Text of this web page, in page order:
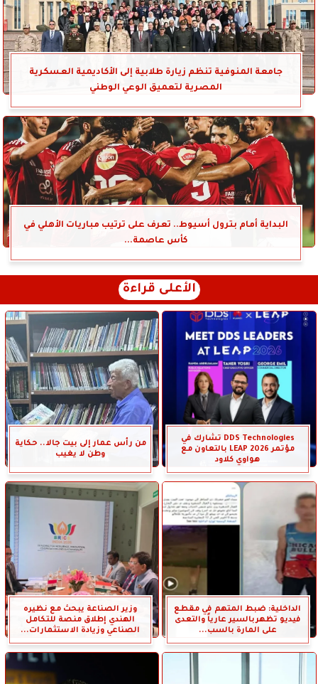
جامعة المنوفية تنظم زيارة طلابية إلى الأكاديمية العسكرية
المصرية لتعميق الوعي الوطني
البداية أمام بترول أسيوط.. تعرف على ترتيب مباريات الأهلي في
كأس عاصمة...
الأعلى قراءة
DDS Technologies تشارك في
مؤتمر LEAP 2026 بالتعاون مع
هواوي كلاود
من رأس عمار إلى بيت جالا.. حكاية
وطن لا يغيب
الداخلية: ضبط المتهم في مقطع
فيديو تظهربالسير عارياً والتعدى
على المارة بالسب...
وزير الصناعة يبحث مع نظيره
الهندي إطلاق منصة للتكامل
الصناعي وزيادة الاستثمارات...